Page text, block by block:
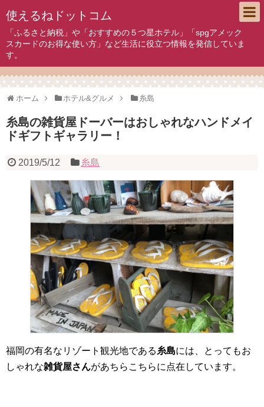
使えるねドットコム
「ふるさと納税」や「おすすめの５つ星ホテル」「spgアメック
スカードのお得な使い方」など生活に役立つ情報を発信していま
す。
ホーム ホテル&グルメ 糸島
糸島の雑貨屋ドーバーはおしゃれなハンドメイ
ドギフトギャラリー！
2019/5/12 糸島
福岡の有名なリゾート観光地である 糸島には、とってもお
しゃれな雑貨屋さんがあちらこちらに点在しています。